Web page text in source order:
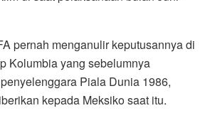
pernah menganulir keputusannya di
Kolumbia yang sebelumnya
Piala Dunia 1986,
kepada Meksiko saat itu.